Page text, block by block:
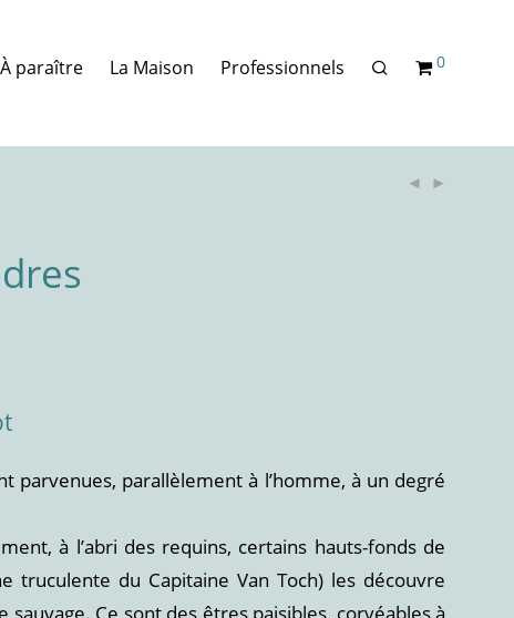
À paraître La Maison Professionnels 0
parvenues, parallèlement à l’homme, à un degré
à l’abri des requins, certains hauts-fonds de
truculente du Capitaine Van Toch) les découvre